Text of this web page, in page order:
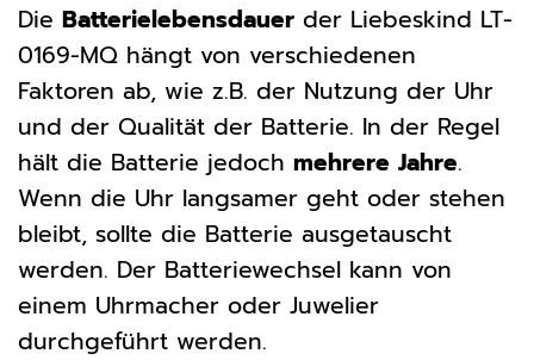
Die Batterielebensdauer der Liebeskind LT-
0169-MQ hängt von verschiedenen
Faktoren ab, wie z.B. der Nutzung der Uhr
und der Qualität der Batterie. In der Regel
hält die Batterie jedoch mehrere Jahre.
Wenn die Uhr langsamer geht oder stehen
bleibt, sollte die Batterie ausgetauscht
werden. Der Batteriewechsel kann von
einem Uhrmacher oder Juwelier
durchgeführt werden.